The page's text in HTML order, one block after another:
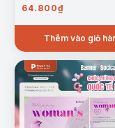
64.800₫
Thêm vào giỏ